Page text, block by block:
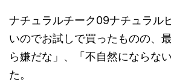
ナチュラルチーク09ナチュラル
いのでお試しで買ったものの、
ら嫌だな」、「不自然にならな
た。